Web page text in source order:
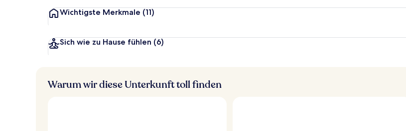
Wichtigste Merkmale (11)
Sich wie zu Hause fühlen (6)
Warum wir diese Unterkunft toll finden